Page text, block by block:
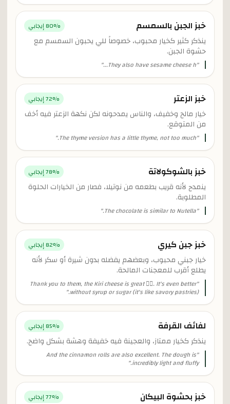
خبز الجبن بالسمسم 80% إيجابي
ينذكر كثير كخيار محبوب، خصوصاً للي يحبون السمسم مع
حشوة الجبن.
"
They also have sesame cheese h...
"
خبز الزعتر 72% إيجابي
خيار مالح وخفيف، والناس يمدحونه لكن نكهة الزعتر فيه أخف
من المتوقع.
"
The thyme version has a little thyme, not too much.
"
خبز بالشوكولاتة 78% إيجابي
ينمدح لأنه قريب بطعمه من نوتيلا، فصار من الخيارات الحلوة
المطلوبة.
"
The chocolate is similar to Nutella.
"
خبز جبن كيري 82% إيجابي
خيار جبني محبوب، وبعضهم يفضله بدون شيرة أو سكر لأنه
يطلع أقرب للمعجنات المالحة.
"
Thank you to them, the Kiri cheese is great 👍🏻. It's even better
without syrup or sugar (it's like savory pastries).
"
لفائف القرفة 85% إيجابي
ينذكر كخيار ممتاز، والعجينة فيه خفيفة وهشة بشكل واضح.
"
And the cinnamon rolls are also excellent. The dough is
incredibly light and fluffy.
"
خبز بحشوة البيكان 77% إيجابي